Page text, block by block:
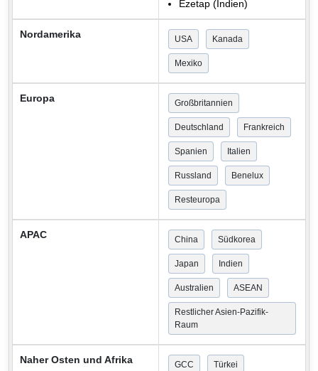
Ezetap (Indien)
Nordamerika USA Kanada
Mexiko
Europa Großbritannien
Deutschland Frankreich
Spanien Italien
Russland Benelux
Resteuropa
APAC China Südkorea
Japan Indien
Australien ASEAN
Restlicher Asien-Pazifik-
Raum
Naher Osten und Afrika GCC Türkei